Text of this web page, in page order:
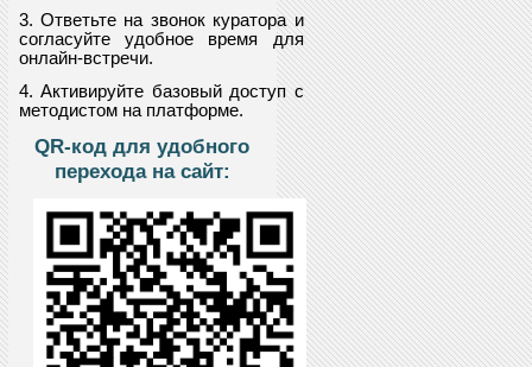
3. Ответьте на звонок куратора и
согласуйте удобное время для
онлайн-встречи.
4. Активируйте базовый доступ с
методистом на платформе.
QR-код для удобного
перехода на сайт: